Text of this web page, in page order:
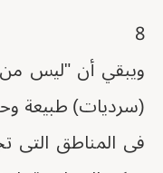
8
ويبقي أن "ليس
(سرديات) طبيعة
فى المناطق التى